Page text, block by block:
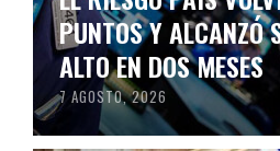
PUNTOS Y ALCANZÓ
ALTO EN DOS MESES
7 AGOSTO, 2026